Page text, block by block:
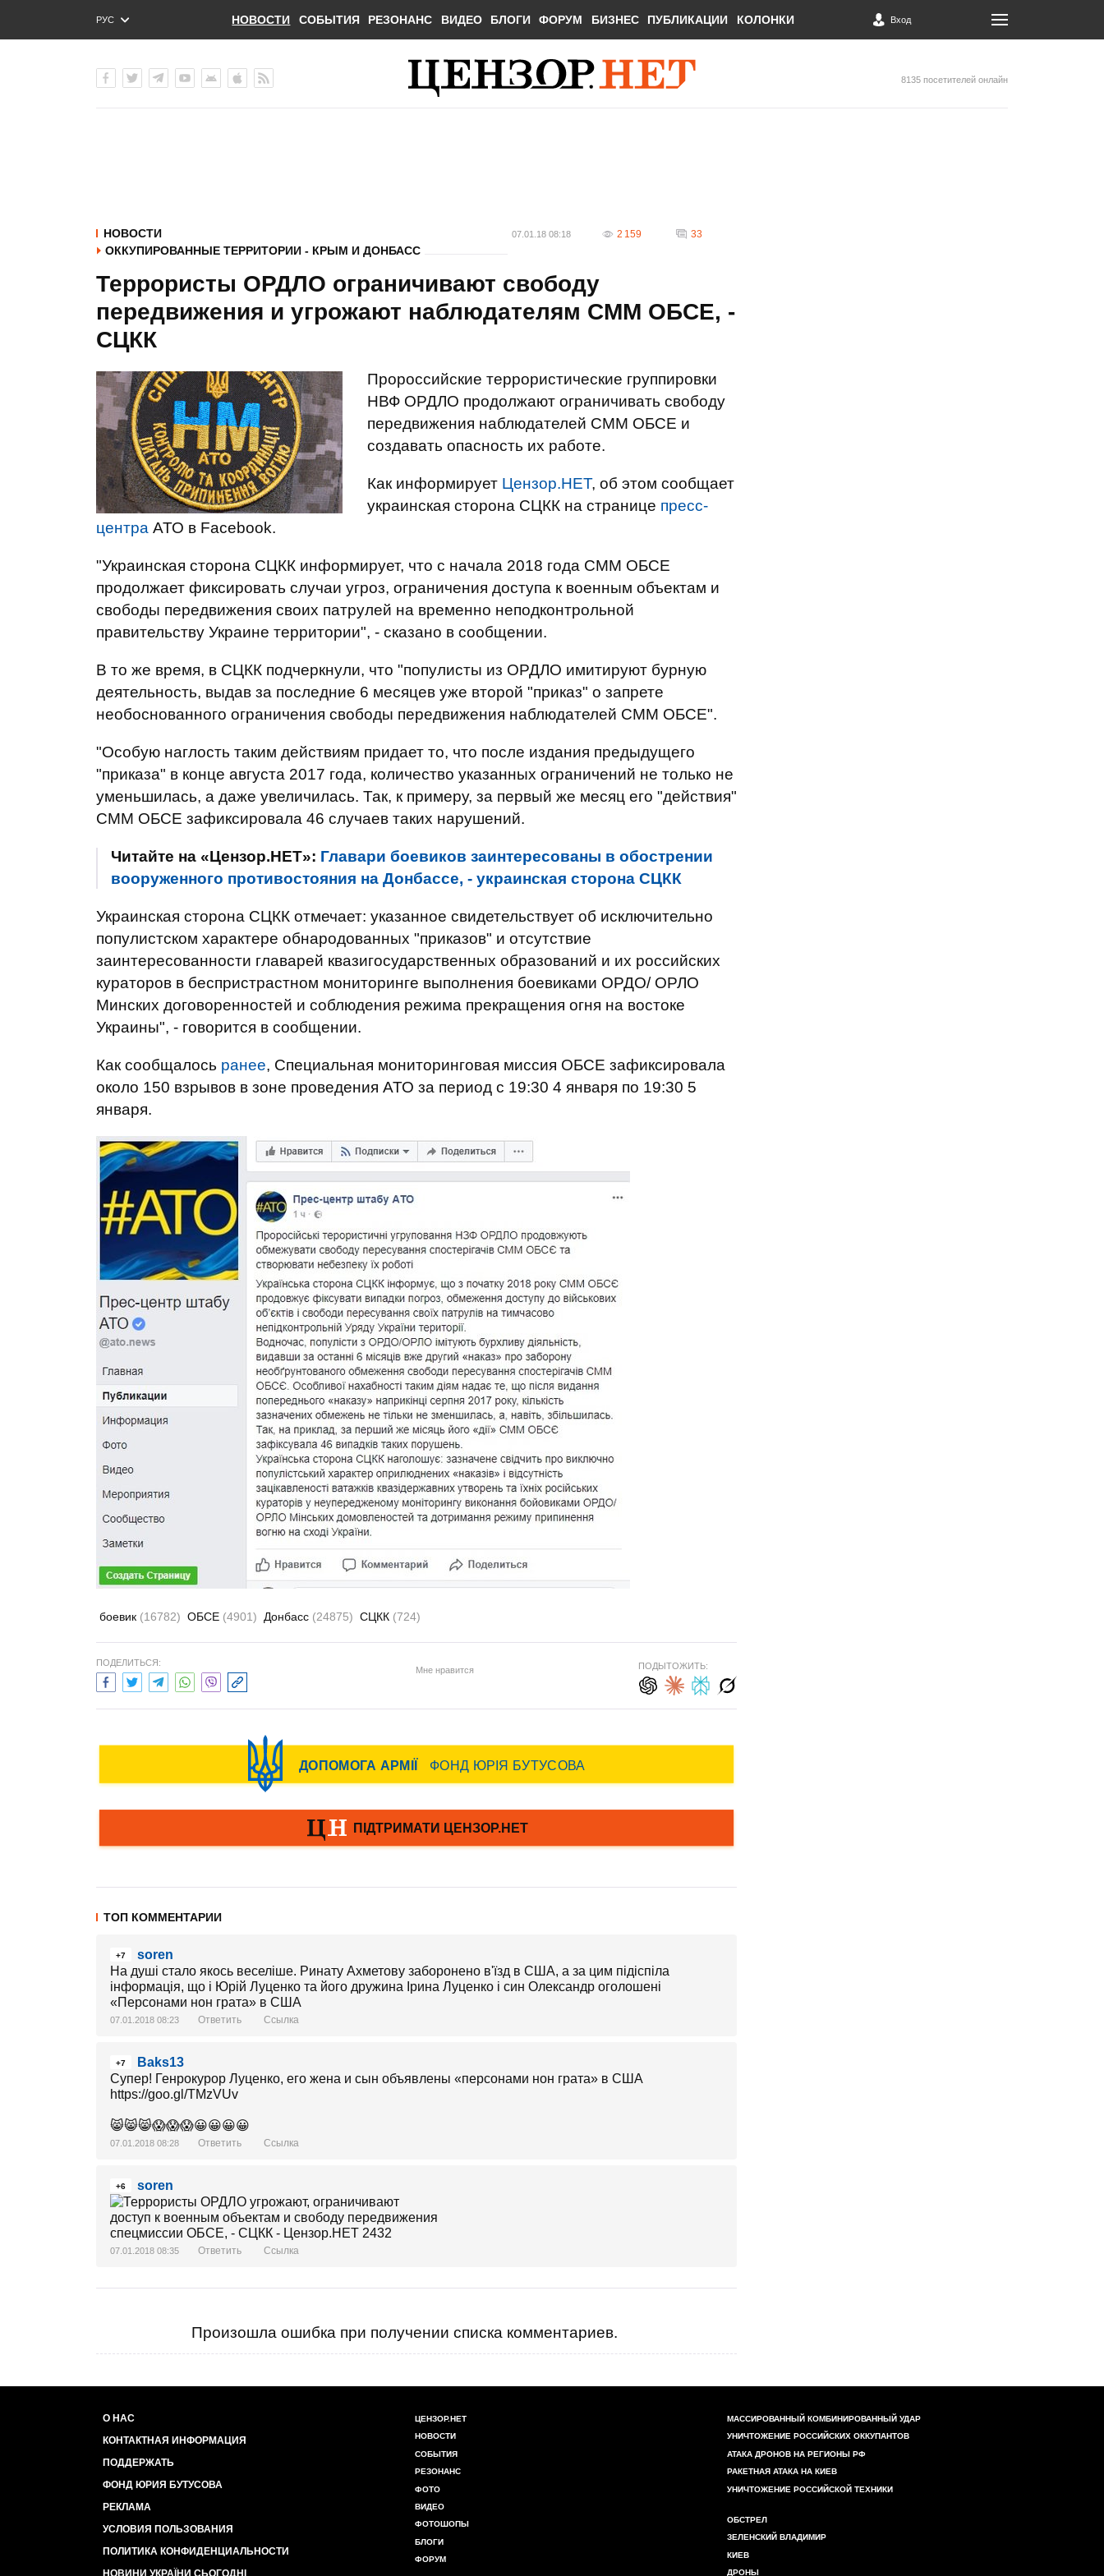
РУС
ENG
НОВОСТИ СОБЫТИЯ РЕЗОНАНС ВИДЕО БЛОГИ ФОРУМ БИЗНЕС ПУБЛИКАЦИИ КОЛОНКИ Вход
8135 посетителей онлайн
НОВОСТИ
ОККУПИРОВАННЫЕ ТЕРРИТОРИИ - КРЫМ И ДОНБАСС
07.01.18 08:18 2 159 33
Террористы ОРДЛО ограничивают свободу
передвижения и угрожают наблюдателям СММ ОБСЕ, -
СЦКК
Пророссийские террористические группировки
НВФ ОРДЛО продолжают ограничивать свободу
передвижения наблюдателей СММ ОБСЕ и
создавать опасность их работе.
Как информирует Цензор.НЕТ, об этом сообщает
украинская сторона СЦКК на странице пресс-
центра АТО в Facebook.
"Украинская сторона СЦКК информирует, что с начала 2018 года СММ ОБСЕ
продолжает фиксировать случаи угроз, ограничения доступа к военным объектам и
свободы передвижения своих патрулей на временно неподконтрольной
правительству Украине территории", - сказано в сообщении.
В то же время, в СЦКК подчеркнули, что "популисты из ОРДЛО имитируют бурную
деятельность, выдав за последние 6 месяцев уже второй "приказ" о запрете
необоснованного ограничения свободы передвижения наблюдателей СММ ОБСЕ".
"Особую наглость таким действиям придает то, что после издания предыдущего
"приказа" в конце августа 2017 года, количество указанных ограничений не только не
уменьшилась, а даже увеличилась. Так, к примеру, за первый же месяц его "действия"
СММ ОБСЕ зафиксировала 46 случаев таких нарушений.
Читайте на «Цензор.НЕТ»: Главари боевиков заинтересованы в обострении
вооруженного противостояния на Донбассе, - украинская сторона СЦКК
Украинская сторона СЦКК отмечает: указанное свидетельствует об исключительно
популистском характере обнародованных "приказов" и отсутствие
заинтересованности главарей квазигосударственных образований и их российских
кураторов в беспристрастном мониторинге выполнения боевиками ОРДО/ ОРЛО
Минских договоренностей и соблюдения режима прекращения огня на востоке
Украины", - говорится в сообщении.
Как сообщалось ранее, Специальная мониторинговая миссия ОБСЕ зафиксировала
около 150 взрывов в зоне проведения АТО за период с 19:30 4 января по 19:30 5
января.
боевик (16782) ОБСЕ (4901) Донбасс (24875) СЦКК (724)
ПОДЕЛИТЬСЯ:
Мне нравится ПОДЫТОЖИТЬ:
ТОП КОММЕНТАРИИ
+7
soren
На душі стало якось веселіше. Ринату Ахметову заборонено в'їзд в США, а за цим підіспіла
інформація, що і Юрій Луценко та його дружина Ірина Луценко і син Олександр оголошені
«Персонами нон грата» в США
07.01.2018 08:23 Ответить Ссылка
+7
Baks13
Супер! Генрокурор Луценко, его жена и сын объявлены «персонами нон грата» в США
https://goo.gl/TMzVUv
😸😸😸😱😱😱😀😀😀😀
07.01.2018 08:28 Ответить Ссылка
+6 soren
07.01.2018 08:35 Ответить Ссылка
Произошла ошибка при получении списка комментариев.
О НАС
КОНТАКТНАЯ ИНФОРМАЦИЯ
ПОДДЕРЖАТЬ
ФОНД ЮРИЯ БУТУСОВА
РЕКЛАМА
УСЛОВИЯ ПОЛЬЗОВАНИЯ
ПОЛИТИКА КОНФИДЕНЦИАЛЬНОСТИ
НОВИНИ УКРАЇНИ СЬОГОДНІ
ЦЕНЗОР.НЕТ
НОВОСТИ
СОБЫТИЯ
РЕЗОНАНС
ФОТО
ВИДЕО
ФОТОШОПЫ
БЛОГИ
ФОРУМ
МАССИРОВАННЫЙ КОМБИНИРОВАННЫЙ УДАР
УНИЧТОЖЕНИЕ РОССИЙСКИХ ОККУПАНТОВ
АТАКА ДРОНОВ НА РЕГИОНЫ РФ
РАКЕТНАЯ АТАКА НА КИЕВ
УНИЧТОЖЕНИЕ РОССИЙСКОЙ ТЕХНИКИ
ОБСТРЕЛ
ЗЕЛЕНСКИЙ ВЛАДИМИР
КИЕВ
ДРОНЫ